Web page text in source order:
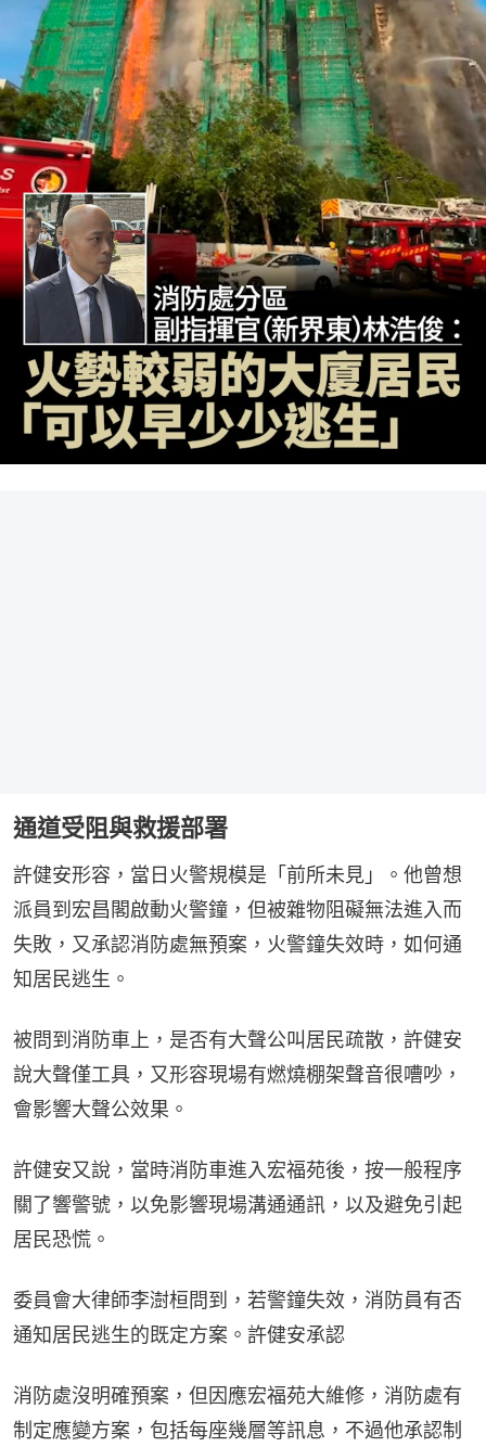
通道受阻與救援部署
許健安形容，當日火警規模是「前所未見」。他曾想
派員到宏昌閣啟動火警鐘，但被雜物阻礙無法進入而
失敗，又承認消防處無預案，火警鐘失效時，如何通
知居民逃生。
被問到消防車上，是否有大聲公叫居民疏散，許健安
說大聲僅工具，又形容現場有燃燒棚架聲音很嘈吵，
會影響大聲公效果。
許健安又說，當時消防車進入宏福苑後，按一般程序
關了響警號，以免影響現場溝通通訊，以及避免引起
居民恐慌。
委員會大律師李澍桓問到，若警鐘失效，消防員有否
通知居民逃生的既定方案。許健安承認
消防處沒明確預案，但因應宏福苑大維修，消防處有
制定應變方案，包括每座幾層等訊息，不過他承認制